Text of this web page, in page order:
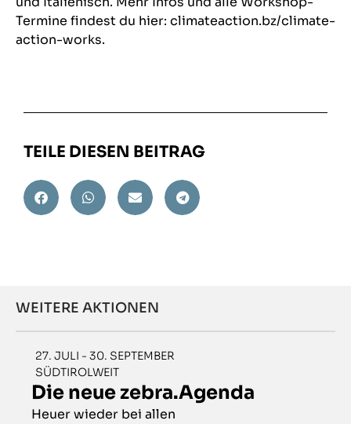
Termine findest du hier: climateaction.bz/climate-
action-works.
TEILE DIESEN BEITRAG
WEITERE AKTIONEN
27. JULI - 30. SEPTEMBER
SÜDTIROLWEIT
Die neue zebra.Agenda
Heuer wieder bei allen